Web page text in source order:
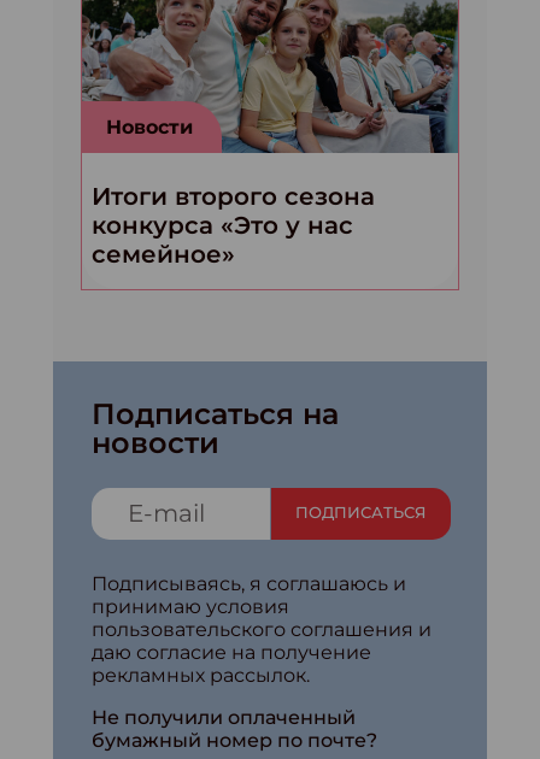
Новости
Итоги второго сезона
конкурса «Это у нас
семейное»
Подписаться на
новости
ПОДПИСАТЬСЯ
Подписываясь, я соглашаюсь и
принимаю условия
пользовательского соглашения и
даю согласие на получение
рекламных рассылок.
Не получили оплаченный
бумажный номер по почте?